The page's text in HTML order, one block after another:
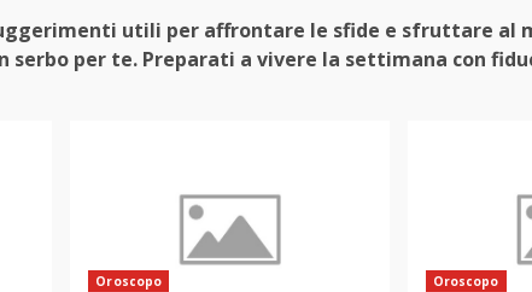
utili per affrontare le sfide e sfruttare al
serbo per te. Preparati a vivere la settimana con
Oroscopo
Oroscopo